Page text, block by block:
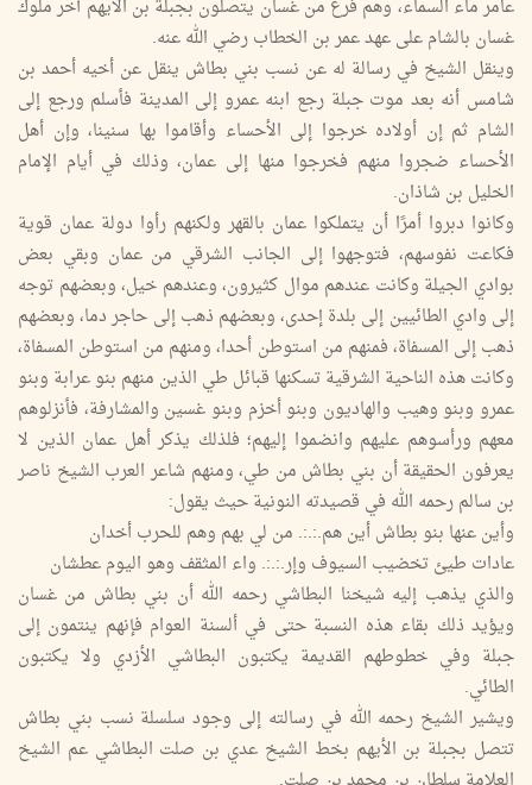
عامر ماء السماء، وهم فرع من غسان يتصلون بجبلة بن الأيهم آخر ملوك
غسان بالشام على عهد عمر بن الخطاب رضي الله عنه.
وينقل الشيخ في رسالة له عن نسب بني بطاش ينقل عن أخيه أحمد بن
شامس أنه بعد موت جبلة رجع ابنه عمرو إلى المدينة فأسلم ورجع إلى
الشام ثم إن أولاده خرجوا إلى الأحساء وأقاموا بها سنينا، وإن أهل
الأحساء ضجروا منهم فخرجوا منها إلى عمان، وذلك في أيام الإمام
الخليل بن شاذان.
وكانوا دبروا أمرًا أن يتملكوا عمان بالقهر ولكنهم رأوا دولة عمان قوية
فكاعت نفوسهم، فتوجهوا إلى الجانب الشرقي من عمان وبقي بعض
بوادي الجيلة وكانت عندهم موال كثيرون، وعندهم خيل، وبعضهم توجه
إلى وادي الطائيين إلى بلدة إحدى، وبعضهم ذهب إلى حاجر دما، وبعضهم
ذهب إلى المسفاة، فمنهم من استوطن أحدا، ومنهم من استوطن المسفاة،
وكانت هذه الناحية الشرقية تسكنها قبائل طي الذين منهم بنو عرابة وبنو
عمرو وبنو وهيب والهاديون وبنو أخزم وبنو غسين والمشارفة، فأنزلوهم
معهم ورأسوهم عليهم وانضموا إليهم؛ فلذلك يذكر أهل عمان الذين لا
يعرفون الحقيقة أن بني بطاش من طي، ومنهم شاعر العرب الشيخ ناصر
بن سالم رحمه الله في قصيدته النونية حيث يقول:
وأين عنها بنو بطاش أين هم.:.:. من لي بهم وهم للحرب أخدان
عادات طيئ تخضيب السيوف وإر.:.:. واء المثقف وهو اليوم عطشان
والذي يذهب إليه شيخنا البطاشي رحمه الله أن بني بطاش من غسان
ويؤيد ذلك بقاء هذه النسبة حتى في ألسنة العوام فإنهم ينتمون إلى
جبلة وفي خطوطهم القديمة يكتبون البطاشي الأزدي ولا يكتبون
الطائي.
ويشير الشيخ رحمه الله في رسالته إلى وجود سلسلة نسب بني بطاش
تتصل بجبلة بن الأيهم بخط الشيخ عدي بن صلت البطاشي عم الشيخ